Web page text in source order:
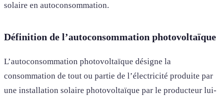
solaire en autoconsommation.
Définition de l’autoconsommation photovoltaïque
L’autoconsommation photovoltaïque désigne la
consommation de tout ou partie de l’électricité produite par
une installation solaire photovoltaïque par le producteur lui-